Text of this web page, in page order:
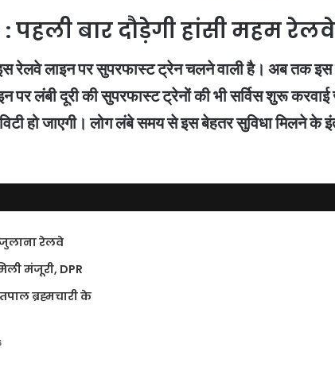
पहली बार दौड़ेगी हांसी महम
रेलवे लाइन पर सुपरफास्ट ट्रेन चलने वाली है। अब तक
पर लंबी दूरी की सुपरफास्ट ट्रेनों की भी सर्विस शुरू
हो जाएगी। लोग लंबे समय से इस बेहतर सुविधा मिलने के
रेलवे
मंजूरी, DPR
ब्रह्मचारी के